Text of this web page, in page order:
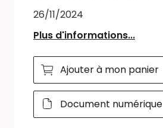
26/11/2024
Plus d'informations...
Ajouter à mon panier
Document numérique